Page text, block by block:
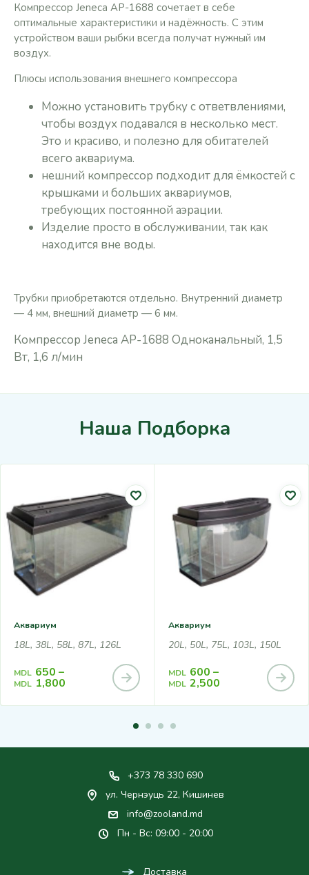
Компрессор Jeneca AP-1688 сочетает в себе
оптимальные характеристики и надёжность. С этим
устройством ваши рыбки всегда получат нужный им
воздух.
Плюсы использования внешнего компрессора
Можно установить трубку с ответвлениями,
чтобы воздух подавался в несколько мест.
Это и красиво, и полезно для обитателей
всего аквариума.
нешний компрессор подходит для ёмкостей с
крышками и больших аквариумов,
требующих постоянной аэрации.
Изделие просто в обслуживании, так как
находится вне воды.
Трубки приобретаются отдельно. Внутренний диаметр
— 4 мм, внешний диаметр — 6 мм.
Компрессор Jeneca AP-1688 Одноканальный, 1,5
Вт, 1,6 л/мин
Наша Подборка
Аквариум
18L, 38L, 58L, 87L, 126L
MDL 650 –
MDL 1,800
Аквариум
20L, 50L, 75L, 103L, 150L
MDL 600 –
MDL 2,500
+373 78 330 690
ул. Чернэуць 22, Кишинев
info@zooland.md
Пн - Вс: 09:00 - 20:00
Доставка